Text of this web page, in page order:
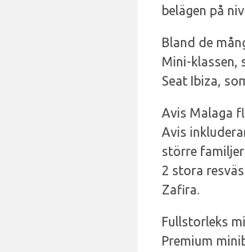
belägen på
Bland de
Mini-klassen,
Seat Ibiza,
Avis Malaga
Avis
större
2 stora
Zafira.
Fullstorleks
Premium